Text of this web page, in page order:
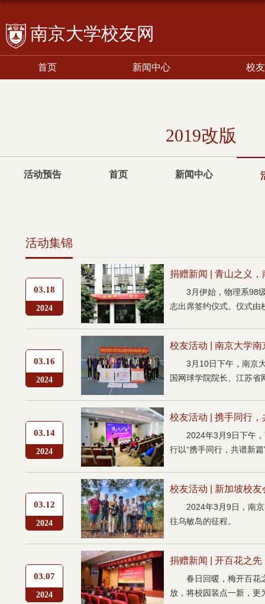
校友网
首页 新闻中心 校
2019改版
活动预告 首页 新闻中心
活动集锦
03.18
2024
捐赠新闻 | 青山之义
3月伊始，物理系98
志出席签约仪式。仪式由
03.16
2024
校友活动 | 南京大学
3月10日下午，南京
国网球学院院长、江苏
03.14
2024
校友活动 | 携手同行
2024年3月9日下午
行以“携手同行，共谱新
03.12
2024
校友活动 | 新加坡校
2024年3月9日，南
往乌敏岛的征程。
03.07
2024
捐赠新闻 | 开百花之
春日回暖，梅开百
放，将校园装点一新，更